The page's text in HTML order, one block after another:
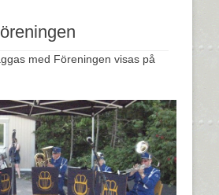
med Föreningen visas på